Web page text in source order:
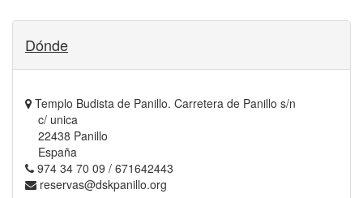
Dónde
Templo Budista de Panillo. Carretera de Panillo s/n
c/ unica
22438 Panillo
España
974 34 70 09 / 671642443
reservas@dskpanillo.org